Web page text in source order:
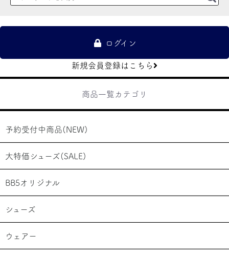
ログイン
新規会員登録はこちら
商品一覧カテゴリ
予約受付中商品(NEW)
大特価シューズ(SALE)
BB5オリジナル
シューズ
ウェアー
お買い物を続ける カートへ進む